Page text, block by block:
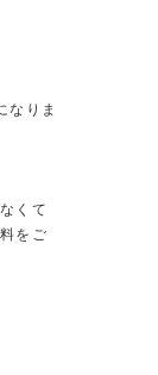
なりま
くて
をご